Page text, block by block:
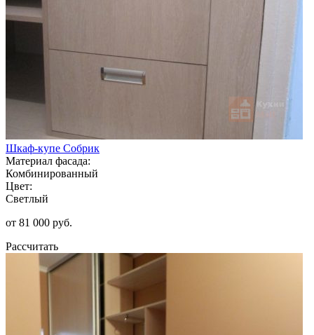
Шкаф-купе Собрик
Материал фасада:
Комбинированный
Цвет:
Светлый
от 81 000 руб.
Рассчитать